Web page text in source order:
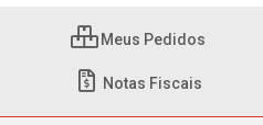
Meus Pedidos
Notas Fiscais